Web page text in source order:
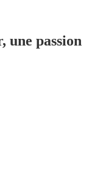
une passion